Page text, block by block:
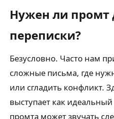
Нужен ли промт
переписки?
Безусловно. Часто нам
сложные письма, где
или сгладить конфликт.
выступает как
промта может звучать